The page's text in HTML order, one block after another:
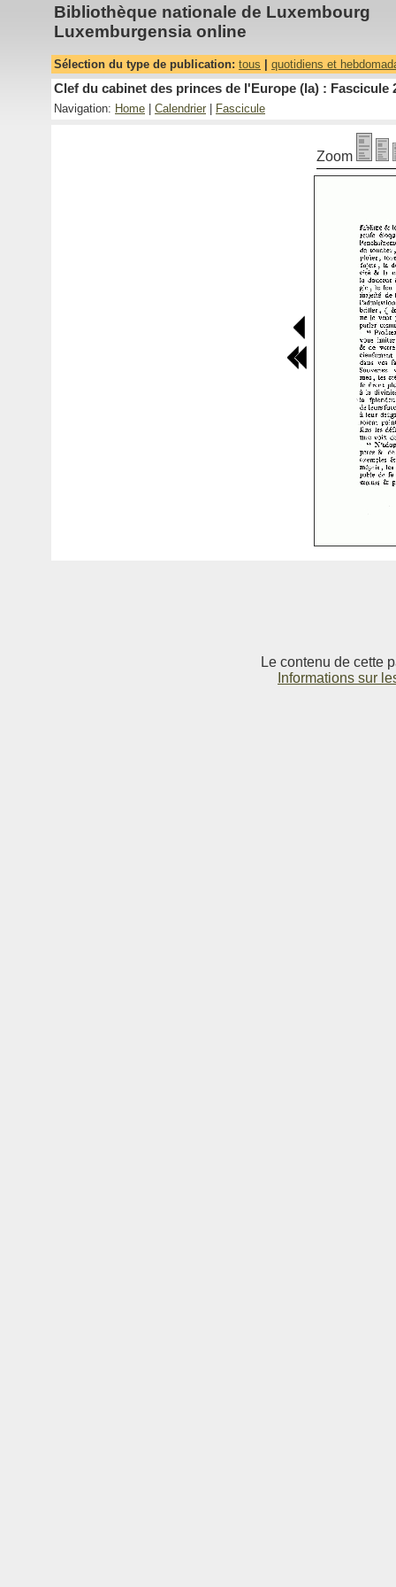
Bibliothèque nationale de Luxembourg
Luxemburgensia online
Sélection du type de publication: tous quotidiens et
Clef du cabinet des princes de l'Europe (la) : Fascicule
Navigation: Home Calendrier Fascicule
Zoom
Le contenu de cette
Informations sur